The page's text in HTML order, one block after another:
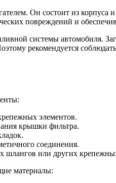
Он состоит из
повреждений и
системы автомобиля.
рекомендуется
элементов.
крышки фильтра.
соединения.
шлангов или других
материалы: